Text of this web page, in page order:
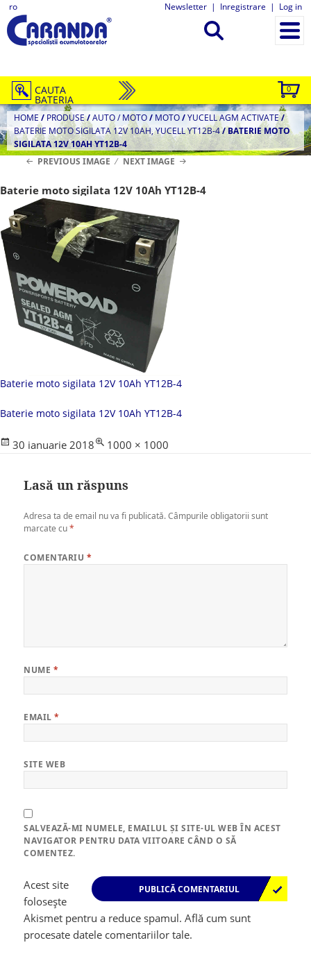
ro Newsletter | Inregistrare | Log in
0
CAUTA
BATERIA
HOME / PRODUSE/AUTO / MOTO/ MOTO/YUCELL AGM ACTIVATE/
BATERIE MOTO SIGILATA 12V 10AH, YUCELL YT12B-4/BATERIE MOTO
SIGILATA 12V 10AH YT12B-4
PREVIOUS IMAGE
NEXT IMAGE
Baterie moto sigilata 12V 10Ah YT12B-4
Baterie moto sigilata 12V 10Ah YT12B-4
Baterie moto sigilata 12V 10Ah YT12B-4
Posted
30 ianuarie 2018
Full
1000 × 1000
Lasă un răspuns
Adresa ta de email nu va fi publicată. Câmpurile obligatorii sunt
marcate cu*
COMENTARIU *
NUME *
EMAIL*
SITE WEB
SALVEAZĂ-MI NUMELE, EMAILUL ȘI SITE-UL WEB ÎN ACEST
NAVIGATOR PENTRU DATA VIITOARE CÂND O SĂ
COMENTEZ.
Acest site
folosește
Akismet pentru a reduce spamul.Află cum sunt
procesate datele comentariilor tale.